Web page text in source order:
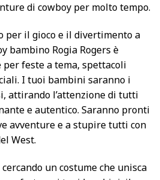
di cowboy per molto tempo.
per il gioco e il divertimento a
bambino Rogia Rogers è
per feste a tema, spettacoli
I tuoi bambini saranno i
attirando l’attenzione di tutti
e autentico. Saranno pronti
avventure e a stupire tutti con
West.
un costume che unisca